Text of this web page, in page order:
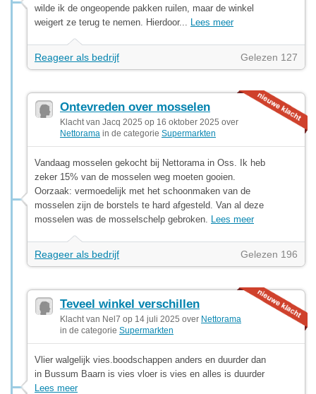
wilde ik de ongeopende pakken ruilen, maar de winkel
weigert ze terug te nemen. Hierdoor... Lees meer
Reageer als bedrijf Gelezen 127
Ontevreden over mosselen
Klacht van Jacq 2025 op 16 oktober 2025 over
Nettorama in de categorie Supermarkten
Vandaag mosselen gekocht bij Nettorama in Oss. Ik heb
zeker 15% van de mosselen weg moeten gooien.
Oorzaak: vermoedelijk met het schoonmaken van de
mosselen zijn de borstels te hard afgesteld. Van al deze
mosselen was de mosselschelp gebroken. Lees meer
Reageer als bedrijf Gelezen 196
Teveel winkel verschillen
Klacht van Nel7 op 14 juli 2025 over Nettorama
in de categorie Supermarkten
Vlier walgelijk vies.boodschappen anders en duurder dan
in Bussum Baarn is vies vloer is vies en alles is duurder
Lees meer